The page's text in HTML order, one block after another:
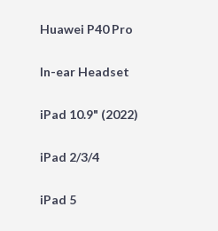
Huawei P40 Pro
In-ear Headset
iPad 10.9" (2022)
iPad 2/3/4
iPad 5